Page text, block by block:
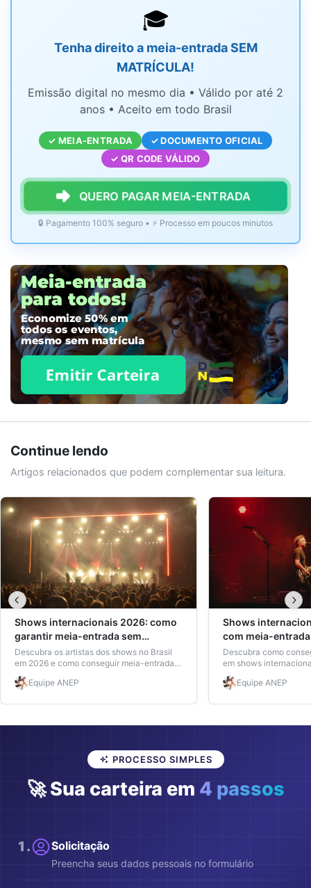
🎓
Tenha direito a meia-entrada SEM
MATRÍCULA!
Emissão digital no mesmo dia • Válido por até 2
anos • Aceito em todo Brasil
✓ MEIA-ENTRADA
✓ DOCUMENTO OFICIAL
✓ QR CODE VÁLIDO
QUERO PAGAR MEIA-ENTRADA
🔒 Pagamento 100% seguro • ⚡ Processo em poucos minutos
Continue lendo
Artigos relacionados que podem complementar sua leitura.
Shows internacionais 2026: como
garantir meia-entrada sem
matrícula
Descubra os artistas dos shows no Brasil
em 2026 e como conseguir meia-entrada
mesmo sem matrícula ativa com a carteira
IDFacil. Veja datas, line-up e dicas
Equipe ANEP
Shows
com meia-
seu desconto
Descubra como
em shows
2026, quem tem
Carteira IDFacil
Equipe ANEP
PROCESSO SIMPLES
🚀 Sua carteira em 4 passos
1 . Solicitação
Preencha seus dados pessoais no formulário